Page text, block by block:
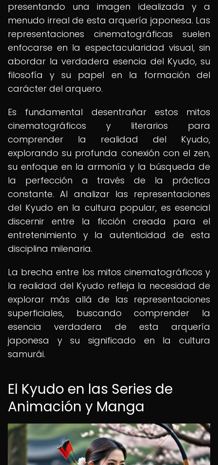
presentando una imagen idealizada y a
menudo irreal de esta arquería japonesa. Las
representaciones cinematográficas suelen
enfocarse en la espectacularidad visual, sin
abordar la verdadera esencia del Kyudo, su
filosofía y su papel en la formación del
carácter del arquero.
Es fundamental desentrañar estos mitos
cinematográficos y literarios para
comprender la realidad del Kyudo,
explorando su profunda conexión con el zen,
su enfoque en la armonía y la búsqueda de
la perfección a través de la práctica
constante. Al analizar las representaciones
del Kyudo en la cultura popular, es esencial
discernir entre la ficción creada para el
entretenimiento y la autenticidad de esta
disciplina milenaria.
La brecha entre los mitos cinematográficos y
la realidad del Kyudo refleja la necesidad de
explorar más allá de las representaciones
superficiales, buscando comprender la
esencia verdadera de esta arquería
japonesa y su significado en la cultura
samurái.
El Kyudo en las Series de
Animación y Manga